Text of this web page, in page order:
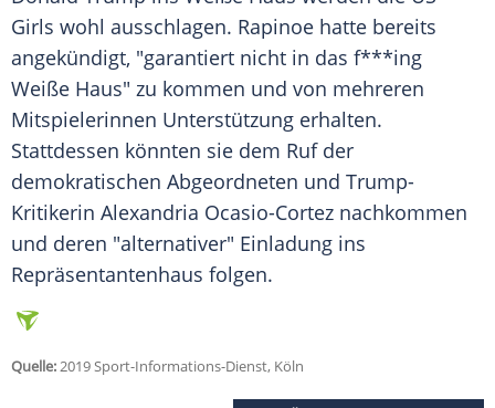
Girls wohl ausschlagen. Rapinoe hatte bereits
angekündigt, "garantiert nicht in das f***ing
Weiße Haus" zu kommen und von mehreren
Mitspielerinnen Unterstützung erhalten.
Stattdessen könnten sie dem Ruf der
demokratischen Abgeordneten und Trump-
Kritikerin Alexandria Ocasio-Cortez nachkommen
und deren "alternativer" Einladung ins
Repräsentantenhaus folgen.
Quelle:2019 Sport-Informations-Dienst, Köln